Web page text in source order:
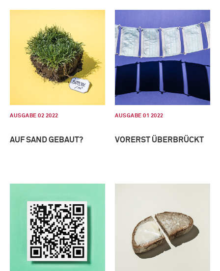
AUSGABE 02 2022
AUF SAND GEBAUT?
AUSGABE 01 2022
VORERST ÜBERBRÜCKT